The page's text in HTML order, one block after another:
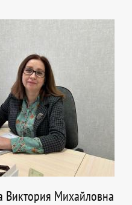
Виктория Михайловна